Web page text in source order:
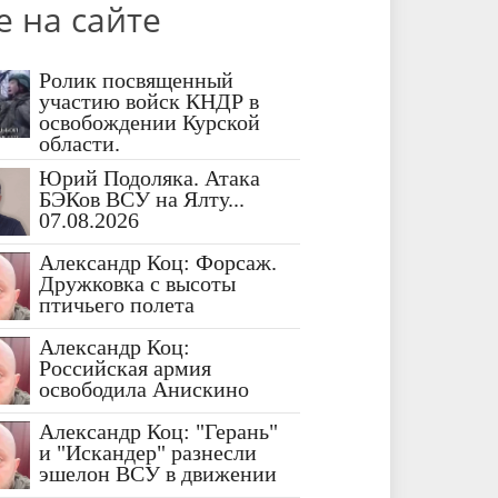
на сайте
Ролик посвященный
участию войск КНДР в
освобождении Курской
области.
Юрий Подоляка. Атака
БЭКов ВСУ на Ялту...
07.08.2026
Александр Коц: Форсаж.
Дружковка с высоты
птичьего полета
Александр Коц:
Российская армия
освободила Анискино
Александр Коц: "Герань"
и "Искандер" разнесли
эшелон ВСУ в движении